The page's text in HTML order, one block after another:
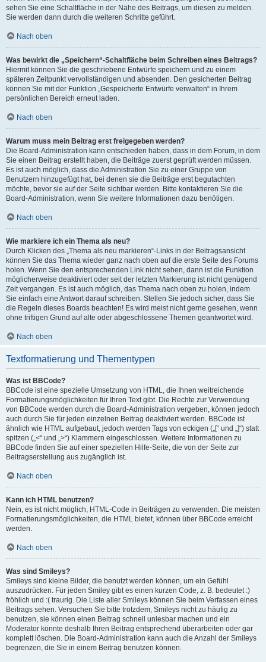
sehen Sie eine Schaltfläche in der Nähe des Beitrags, um diesen zu melden.
Sie werden dann durch die weiteren Schritte geführt.
Nach oben
Was bewirkt die „Speichern“-Schaltfläche beim Schreiben eines Beitrags?
Hiermit können Sie die geschriebene Entwürfe speichern und zu einem
späteren Zeitpunkt vervollständigen und absenden. Den gesicherten Beitrag
können Sie mit der Funktion „Gespeicherte Entwürfe verwalten“ in Ihrem
persönlichen Bereich erneut laden.
Nach oben
Warum muss mein Beitrag erst freigegeben werden?
Die Board-Administration kann entschieden haben, dass in dem Forum, in dem
Sie einen Beitrag erstellt haben, die Beiträge zuerst geprüft werden müssen.
Es ist auch möglich, dass die Administration Sie zu einer Gruppe von
Benutzern hinzugefügt hat, bei denen sie die Beiträge erst begutachten
möchte, bevor sie auf der Seite sichtbar werden. Bitte kontaktieren Sie die
Board-Administration, wenn Sie weitere Informationen dazu benötigen.
Nach oben
Wie markiere ich ein Thema als neu?
Durch Klicken des „Thema als neu markieren“-Links in der Beitragsansicht
können Sie das Thema wieder ganz nach oben auf die erste Seite des Forums
holen. Wenn Sie den entsprechenden Link nicht sehen, dann ist die Funktion
möglicherweise deaktiviert oder seit der letzten Markierung ist nicht genügend
Zeit vergangen. Es ist auch möglich, das Thema nach oben zu holen, indem
Sie einfach eine Antwort darauf schreiben. Stellen Sie jedoch sicher, dass Sie
die Regeln dieses Boards beachten! Es wird meist nicht gerne gesehen, wenn
ohne triftigen Grund auf alte oder abgeschlossene Themen geantwortet wird.
Nach oben
Textformatierung und Thementypen
Was ist BBCode?
BBCode ist eine spezielle Umsetzung von HTML, die Ihnen weitreichende
Formatierungsmöglichkeiten für Ihren Text gibt. Die Rechte zur Verwendung
von BBCode werden durch die Board-Administration vergeben, können jedoch
auch durch Sie für jeden einzelnen Beitrag deaktiviert werden. BBCode ist
ähnlich wie HTML aufgebaut, jedoch werden Tags von eckigen („[“ und „]“) statt
spitzen („<“ und „>“) Klammern eingeschlossen. Weitere Informationen zu
BBCode finden Sie auf einer speziellen Hilfe-Seite, die von der Seite zur
Beitragserstellung aus zugänglich ist.
Nach oben
Kann ich HTML benutzen?
Nein, es ist nicht möglich, HTML-Code in Beiträgen zu verwenden. Die meisten
Formatierungsmöglichkeiten, die HTML bietet, können über BBCode erreicht
werden.
Nach oben
Was sind Smileys?
Smileys sind kleine Bilder, die benutzt werden können, um ein Gefühl
auszudrücken. Für jeden Smiley gibt es einen kurzen Code, z. B. bedeutet :)
fröhlich und :( traurig. Die Liste aller Smileys können Sie beim Verfassen eines
Beitrags sehen. Versuchen Sie bitte trotzdem, Smileys nicht zu häufig zu
benutzen, sie können einen Beitrag schnell unlesbar machen und ein
Moderator könnte deshalb Ihren Beitrag entsprechend überarbeiten oder gar
komplett löschen. Die Board-Administration kann auch die Anzahl der Smileys
begrenzen, die Sie in einem Beitrag benutzen können.